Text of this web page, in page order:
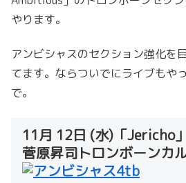
やります。
アンビシャスのセクション強化を
てます。ならついでにライブもや
で。
11月 12日 (水)「Jericho
菅原昇司トロンボーンカ